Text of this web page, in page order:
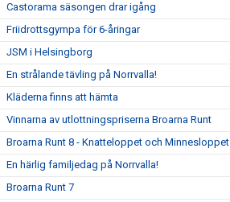
Castorama säsongen drar igång
Friidrottsgympa för 6-åringar
JSM i Helsingborg
En strålande tävling på Norrvalla!
Kläderna finns att hämta
Vinnarna av utlottningspriserna Broarna Runt
Broarna Runt 8 - Knatteloppet och Minnesloppet
En härlig familjedag på Norrvalla!
Broarna Runt 7